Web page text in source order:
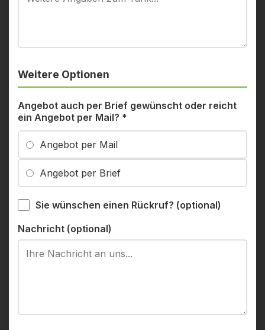
Weitere Optionen
Angebot auch per Brief gewünscht oder reicht
ein Angebot per Mail? *
Angebot per Mail
Angebot per Brief
Sie wünschen einen Rückruf? (optional)
Nachricht (optional)